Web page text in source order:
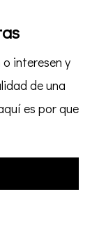
interesen y
de una
es por que